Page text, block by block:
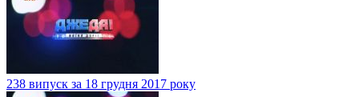
238 випуск за 18 грудня 2017 року